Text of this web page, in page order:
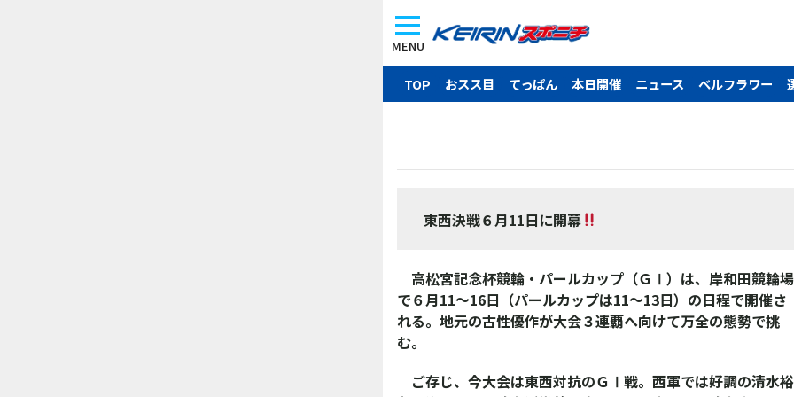
MENU
TOP おスス目 てっぱん 本日開催 ニュース ベルフラワー
東西決戦６月11日に開幕
高松宮記念杯競輪・パールカップ（ＧⅠ）は、岸和田競輪場
で６月11～16日（パールカップは11～13日）の日程で開催さ
れる。地元の古性優作が大会３連覇へ向けて万全の態勢で挑
む。
ご存じ、今大会は東西対抗のＧⅠ戦。西軍では好調の清水裕